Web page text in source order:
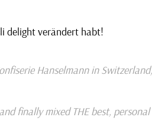
delight verändert habt!
Hanselmannin
finally mixed THE best,